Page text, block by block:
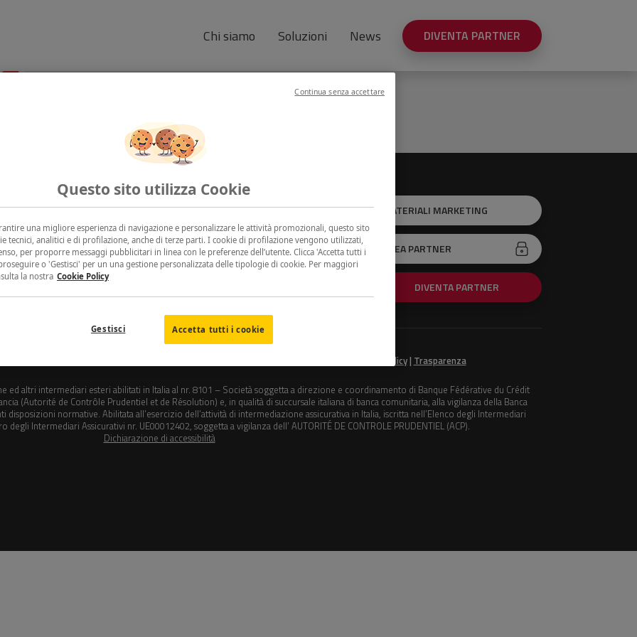
Chi siamo Soluzioni News DIVENTA PARTNER
Dicono di noi
Seguici su MENU
Home page
Chi siamo
Soluzioni
CONTATTACI
Tel:02 366 16 334
Dal lunedì al venerdì
dalle 09:00 alle 18:00
MATERIALI MARKETING
AREA PARTNER
DIVENTA PARTNER
in Via G. Antonio Amadeo, 59 – 20134 Milano – PI 12548990964 CF 12548990964 | Privacy Policy| Trasparenza
ed altri intermediari esteri abilitati in Italia al nr. 8101 – Società soggetta a direzione e coordinamento di Banque Fédérative du Crédit
(Autorité de Contrôle Prudentiel et de Résolution) e, in qualità di succursale italiana di banca comunitaria, alla vigilanza della Banca
disposizioni normative. Abilitata all’esercizio dell’attività di intermediazione assicurativa in Italia, iscritta nell’Elenco degli Intermediari
degli Intermediari Assicurativi nr. UE00012402, soggetta a vigilanza dell’ AUTORITÉ DE CONTROLE PRUDENTIEL (ACP).
Dichiarazione di accessibilità
Questo sito utilizza Cookie
una migliore esperienza di navigazione e personalizzare le attività promozionali, questo sito
tecnici, analitici e di profilazione, anche di terze parti. I cookie di profilazione vengono utilizzati,
per proporre messaggi pubblicitari in linea con le preferenze dell’utente. Clicca 'Accetta tutti i
o 'Gestisci' per un una gestione personalizzata delle tipologie di cookie. Per maggiori
la nostra Cookie Policy
Accetta tutti i cookie
Gestisci
Continua senza accettare